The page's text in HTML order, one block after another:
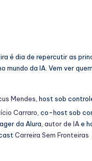
é dia de repercutir as
mundo da IA. Vem ver
Mendes, host sob
Carraro, co-host sob
da Alura, autor de IAe
Carreira Sem Fronteiras